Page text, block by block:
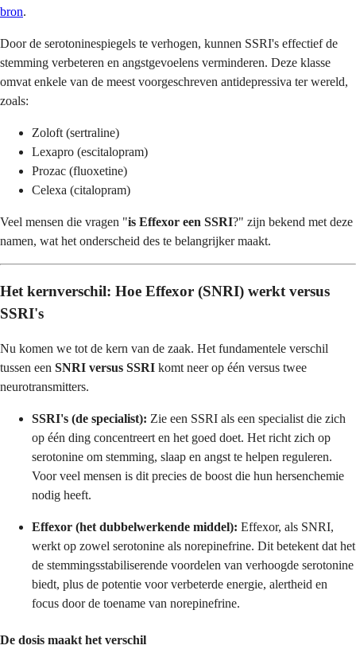
bron.
Door de serotoninespiegels te verhogen, kunnen SSRI's effectief de
stemming verbeteren en angstgevoelens verminderen. Deze klasse
omvat enkele van de meest voorgeschreven antidepressiva ter wereld,
zoals:
Zoloft (sertraline)
Lexapro (escitalopram)
Prozac (fluoxetine)
Celexa (citalopram)
Veel mensen die vragen "is Effexor een SSRI?" zijn bekend met deze
namen, wat het onderscheid des te belangrijker maakt.
Het kernverschil: Hoe Effexor (SNRI) werkt versus
SSRI's
Nu komen we tot de kern van de zaak. Het fundamentele verschil
tussen een SNRI versus SSRI komt neer op één versus twee
neurotransmitters.
SSRI's (de specialist): Zie een SSRI als een specialist die zich
op één ding concentreert en het goed doet. Het richt zich op
serotonine om stemming, slaap en angst te helpen reguleren.
Voor veel mensen is dit precies de boost die hun hersenchemie
nodig heeft.
Effexor (het dubbelwerkende middel): Effexor, als SNRI,
werkt op zowel serotonine als norepinefrine. Dit betekent dat het
de stemmingsstabiliserende voordelen van verhoogde serotonine
biedt, plus de potentie voor verbeterde energie, alertheid en
focus door de toename van norepinefrine.
De dosis maakt het verschil